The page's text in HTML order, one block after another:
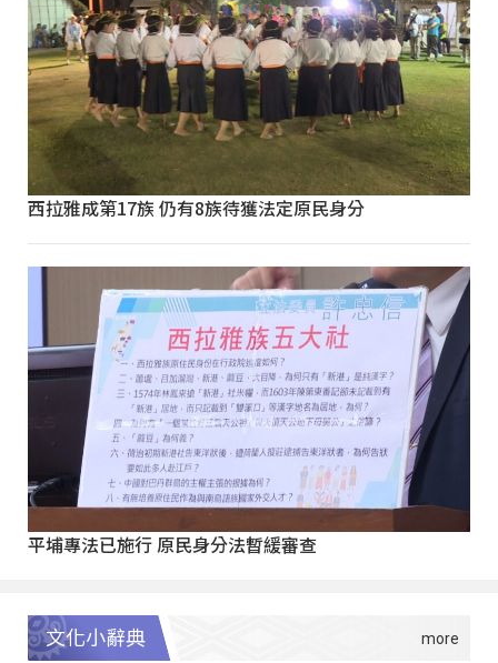
西拉雅成第17族 仍有8族待獲法定原民身分
平埔專法已施行 原民身分法暫緩審查
文化小辭典